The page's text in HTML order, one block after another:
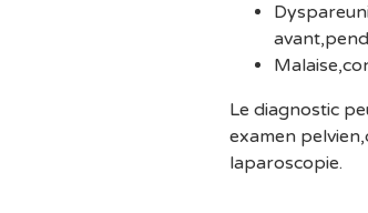
Le diagnostic
examen
laparoscopie.